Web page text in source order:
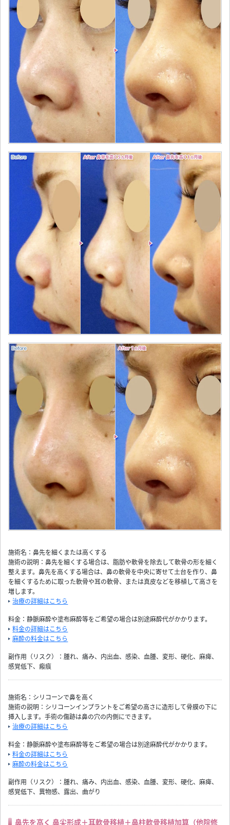
施術名：鼻先を細くまたは高くする
施術の説明：鼻先を細くする場合は、脂肪や軟骨を除去して軟骨の形を細く
整えます。鼻先を高くする場合は、鼻の軟骨を中央に寄せて土台を作り、鼻
を細くするために取った軟骨や耳の軟骨、または真皮などを移植して高さを
増します。
治療の詳細はこちら
料金：静脈麻酔や塗布麻酔等をご希望の場合は別途麻酔代がかかります。
料金の詳細はこちら
麻酔の料金はこちら
副作用（リスク）：腫れ、痛み、内出血、感染、血腫、変形、硬化、麻痺、
感覚低下、瘢痕
施術名：シリコーンで鼻を高く
施術の説明：シリコーンインプラントをご希望の高さに造形して骨膜の下に
挿入します。手術の傷跡は鼻の穴の内側にできます。
治療の詳細はこちら
料金：静脈麻酔や塗布麻酔等をご希望の場合は別途麻酔代がかかります。
料金の詳細はこちら
麻酔の料金はこちら
副作用（リスク）：腫れ、痛み、内出血、感染、血腫、変形、硬化、麻痺、
感覚低下、異物感、露出、曲がり
鼻先を高く 鼻尖形成＋耳軟骨移植＋鼻柱軟骨移植加算（他院修